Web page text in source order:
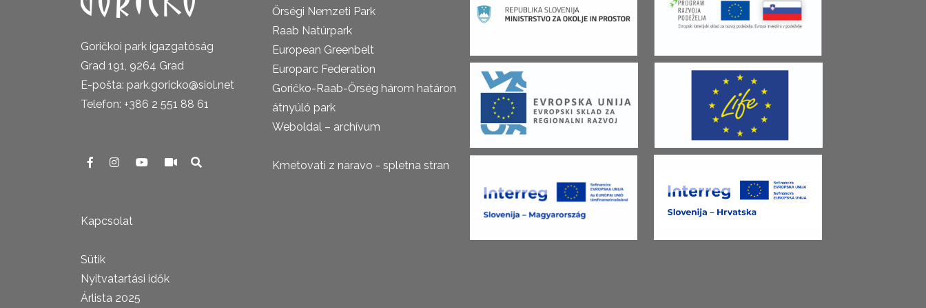
Goričkoi park igazgatóság
Grad 191, 9264 Grad
E-pošta: park.goricko@siol.net
Telefon: +386 2 551 88 61
Kapcsolat
Sütik
Nyitvatartási idők
Árlista 2025
Őrségi Nemzeti Park
Raab Natúrpark
European Greenbelt
Europarc Federation
Goričko-Raab-Őrség három határon
átnyúló park
Weboldal – archívum
Kmetovati z naravo - spletna stran